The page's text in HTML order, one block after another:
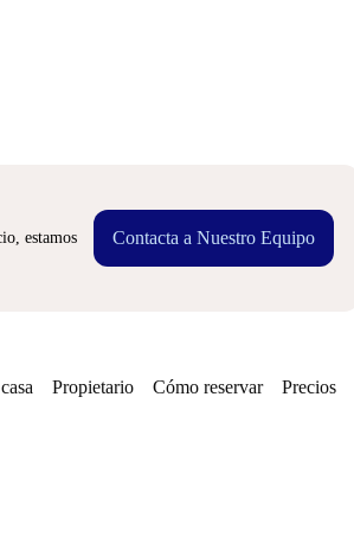
estamos
Contacta a Nuestro Equipo
Propietario Cómo reservar Precios